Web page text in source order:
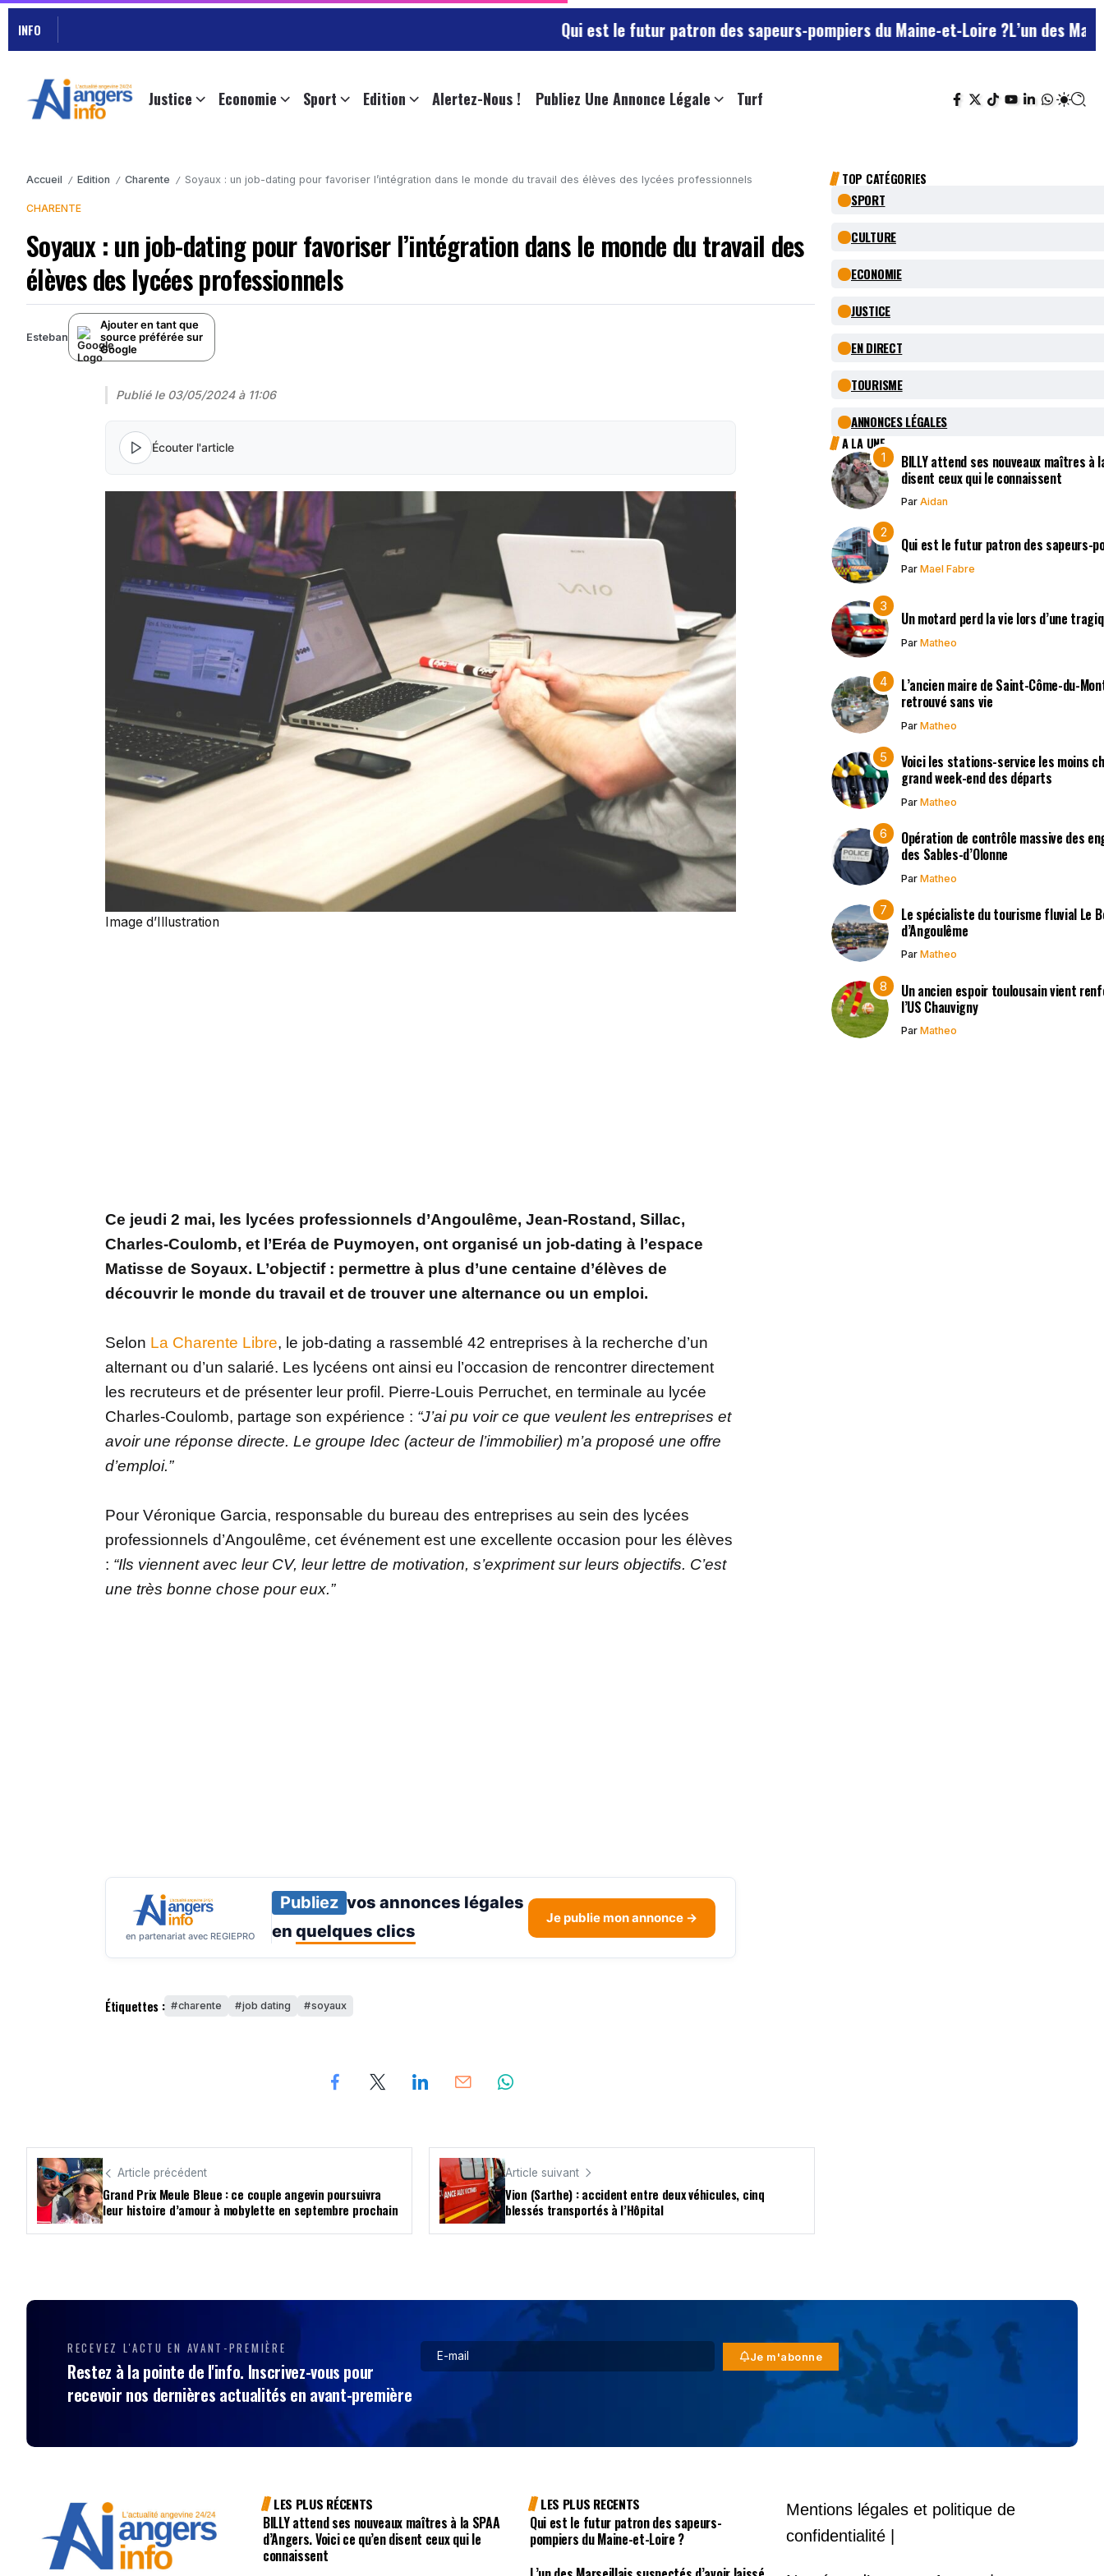
INFO Qui est le futur patron des sapeurs-pompiers du Maine-et-Loire ?L’un des Marseillais
Justice Economie Sport Edition Alertez-Nous ! Publiez Une Annonce Légale Turf
Accueil / Edition / Charente / Soyaux : un job-dating pour favoriser l’intégration dans le monde du travail des élèves des lycées professionnels
CHARENTE
Soyaux : un job-dating pour favoriser l’intégration dans le monde du travail des
élèves des lycées professionnels
Esteban
Ajouter en tant que
source préférée sur
Google
Publié le 03/05/2024 à 11:06
Écouter l'article
Image d’Illustration
Ce jeudi 2 mai, les lycées professionnels d’Angoulême, Jean-Rostand, Sillac,
Charles-Coulomb, et l’Eréa de Puymoyen, ont organisé un job-dating à l’espace
Matisse de Soyaux. L’objectif : permettre à plus d’une centaine d’élèves de
découvrir le monde du travail et de trouver une alternance ou un emploi.
Selon La Charente Libre, le job-dating a rassemblé 42 entreprises à la recherche d’un
alternant ou d’un salarié. Les lycéens ont ainsi eu l’occasion de rencontrer directement
les recruteurs et de présenter leur profil. Pierre-Louis Perruchet, en terminale au lycée
Charles-Coulomb, partage son expérience : “J’ai pu voir ce que veulent les entreprises et
avoir une réponse directe. Le groupe Idec (acteur de l’immobilier) m’a proposé une offre
d’emploi.”
Pour Véronique Garcia, responsable du bureau des entreprises au sein des lycées
professionnels d’Angoulême, cet événement est une excellente occasion pour les élèves
: “Ils viennent avec leur CV, leur lettre de motivation, s’expriment sur leurs objectifs. C’est
une très bonne chose pour eux.”
en partenariat avec REGIEPRO
Publiez vos annonces légales
en quelques clics
Je publie mon annonce →
Étiquettes : charente job dating soyaux
Article précédent
Grand Prix Meule Bleue : ce couple angevin poursuivra
leur histoire d’amour à mobylette en septembre prochain
Article suivant
Vion (Sarthe) : accident entre deux véhicules, cinq
blessés transportés à l’Hôpital
TOP CATÉGORIES
SPORT
CULTURE
ECONOMIE
JUSTICE
EN DIRECT
TOURISME
ANNONCES LÉGALES
A LA UNE
BILLY attend ses nouveaux maîtres à
disent ceux qui le connaissent
Par Aidan
Qui est le futur patron des sapeurs-
Par Mael Fabre
Un motard perd la vie lors d’une
Par Matheo
L’ancien maire de Saint-Côme-du-
retrouvé sans vie
Par Matheo
Voici les stations-service les moins
grand week-end des départs
Par Matheo
Opération de contrôle massive des
des Sables-d’Olonne
Par Matheo
Le spécialiste du tourisme fluvial Le
d’Angoulême
Par Matheo
Un ancien espoir toulousain vient
l’US Chauvigny
Par Matheo
RECEVEZ L'ACTU EN AVANT-PREMIÈRE
Restez à la pointe de l'info. Inscrivez-vous pour
recevoir nos dernières actualités en avant-première
Je m'abonne
LES PLUS RÉCENTS
BILLY attend ses nouveaux maîtres à la SPAA
d’Angers. Voici ce qu’en disent ceux qui le
connaissent
LES PLUS RECENTS
Qui est le futur patron des sapeurs-
pompiers du Maine-et-Loire ?
Mentions légales et politique de
confidentialité |